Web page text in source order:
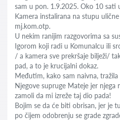
sam u pon. 1.9.2025. Oko 10 sati
Kamera instalirana na stupu
mj.kom.otp.
U nekim ranijim razgovorima sa
Igorom koji radi u Komunalcu ili
/ a kamera sve prekršaje bilježi/
pad, a to je krucijalni dokaz.
Međutim, kako sam naivna,
Njegove supruge Mateje jer njega
zamoli da mi izreže taj dio pada!
Bojim se da će biti obrisan, jer je
po čijem odobrenju se grade